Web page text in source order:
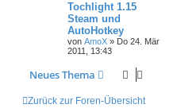
Tochlight 1.15
Steam und
AutoHotkey
von AmoX » Do 24. Mär
2011, 13:43
Neues Thema
Zurück zur Foren-Übersicht